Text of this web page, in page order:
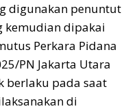
digunakan penuntut
kemudian dipakai
Perkara Pidana
PN Jakarta Utara
berlaku pada saat
di